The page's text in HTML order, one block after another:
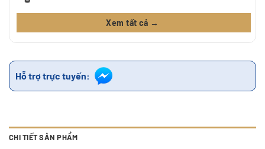
Xem tất cả →
Hỗ trợ trực tuyến:
CHI TIẾT SẢN PHẨM